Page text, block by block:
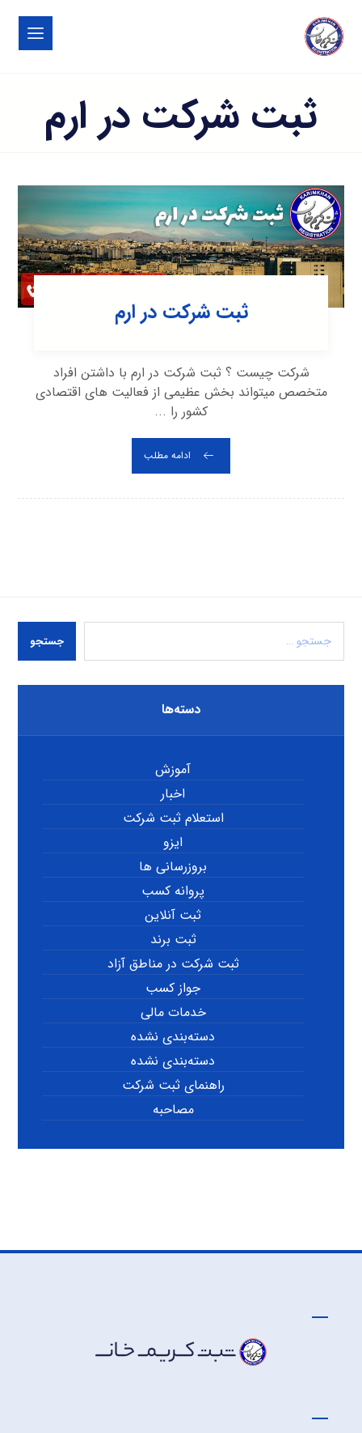
ثبت شرکت در ارم
ثبت شرکت در ارم
شرکت چیست ؟ ثبت شرکت در ارم با داشتن افراد
متخصص میتواند بخش عظیمی از فعالیت های اقتصادی
کشور را ...
ادامه مطلب
جستجو
دسته‌ها
آموزش
اخبار
استعلام ثبت شرکت
ایزو
بروزرسانی ها
پروانه کسب
ثبت آنلاین
ثبت برند
ثبت شرکت در مناطق آزاد
جواز کسب
خدمات مالی
دسته‌بندی نشده
دسته‌بندی نشده
راهنمای ثبت شرکت
مصاحبه